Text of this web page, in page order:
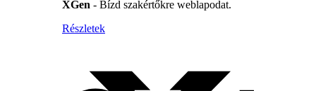
XGen - Bízd szakértőkre weblapodat.
Részletek